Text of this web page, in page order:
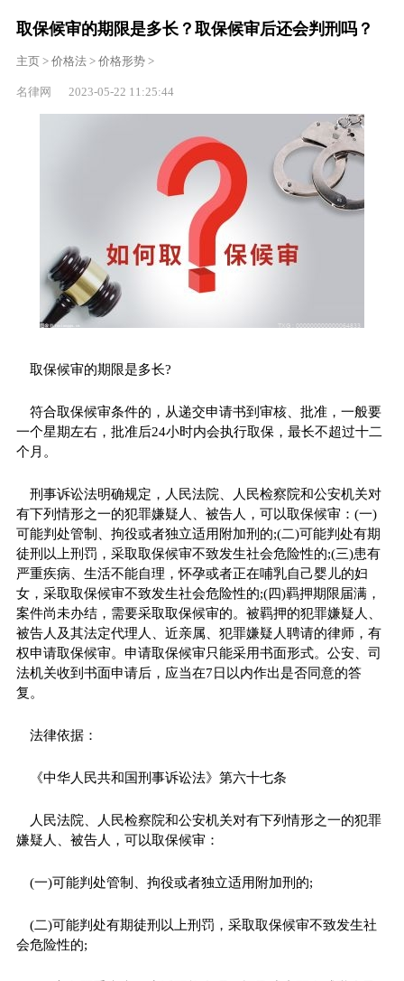
取保候审的期限是多长？取保候审后还会判刑吗？
主页> 价格法> 价格形势>
名律网 2023-05-22 11:25:44
取保候审的期限是多长?
符合取保候审条件的，从递交申请书到审核、批准，一般要
一个星期左右，批准后24小时内会执行取保，最长不超过十二
个月。
刑事诉讼法明确规定，人民法院、人民检察院和公安机关对
有下列情形之一的犯罪嫌疑人、被告人，可以取保候审：(一)
可能判处管制、拘役或者独立适用附加刑的;(二)可能判处有期
徒刑以上刑罚，采取取保候审不致发生社会危险性的;(三)患有
严重疾病、生活不能自理，怀孕或者正在哺乳自己婴儿的妇
女，采取取保候审不致发生社会危险性的;(四)羁押期限届满，
案件尚未办结，需要采取取保候审的。被羁押的犯罪嫌疑人、
被告人及其法定代理人、近亲属、犯罪嫌疑人聘请的律师，有
权申请取保候审。申请取保候审只能采用书面形式。公安、司
法机关收到书面申请后，应当在7日以内作出是否同意的答
复。
法律依据：
《中华人民共和国刑事诉讼法》第六十七条
人民法院、人民检察院和公安机关对有下列情形之一的犯罪
嫌疑人、被告人，可以取保候审：
(一)可能判处管制、拘役或者独立适用附加刑的;
(二)可能判处有期徒刑以上刑罚，采取取保候审不致发生社
会危险性的;